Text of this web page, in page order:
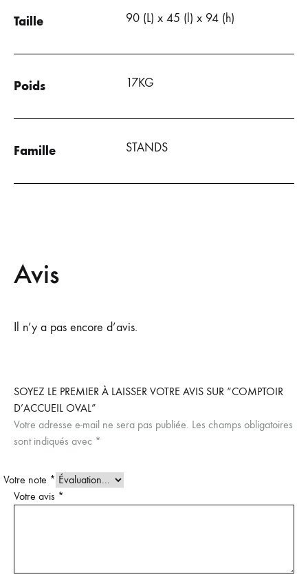
Taille 90 (L) x 45 (l) x 94 (h)
Poids 17KG
Famille STANDS
Avis
Il n’y a pas encore d’avis.
SOYEZ LE PREMIER À LAISSER VOTRE AVIS SUR “COMPTOIR
D’ACCUEIL OVAL”
Votre adresse e-mail ne sera pas publiée. Les champs obligatoires
sont indiqués avec *
Votre note *
Votre avis *